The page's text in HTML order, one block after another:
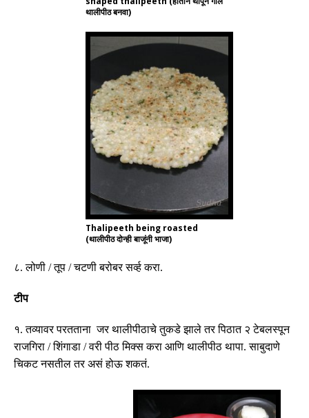
थालीपीठ बनवा)
Thalipeeth being roasted
(थालीपीठ दोन्ही बाजूंनी भाजा)
८.लोणी /तूप /चटणी बरोबर सर्व्ह करा.
टीप
१.तव्यावर परतताना जर थालीपीठाचे तुकडे झाले तर पिठात २ टेबलस्पून
राजगिरा /शिंगाडा /वरी पीठ मिक्स करा आणि थालीपीठ थापा.साबुदाणे
चिकट नसतील तर असं होऊ शकतं.